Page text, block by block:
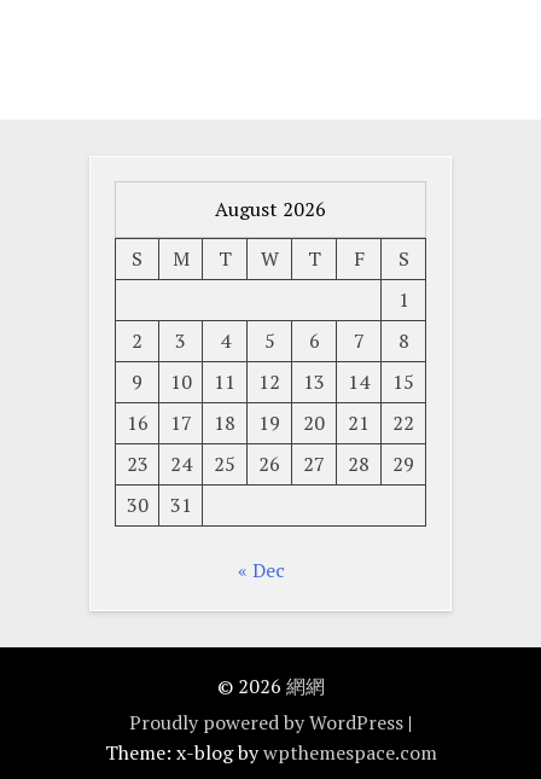
August 2026
S
M T W T F
S
1
2
3 4 5 6 7
8
9
10 11 12 13 14
15
16
17 18 19 20 21
22
23
24 25 26 27 28
29
30
31
« Dec
© 2026 網網
Proudly powered by WordPress |
Theme: x-blog bywpthemespace.com